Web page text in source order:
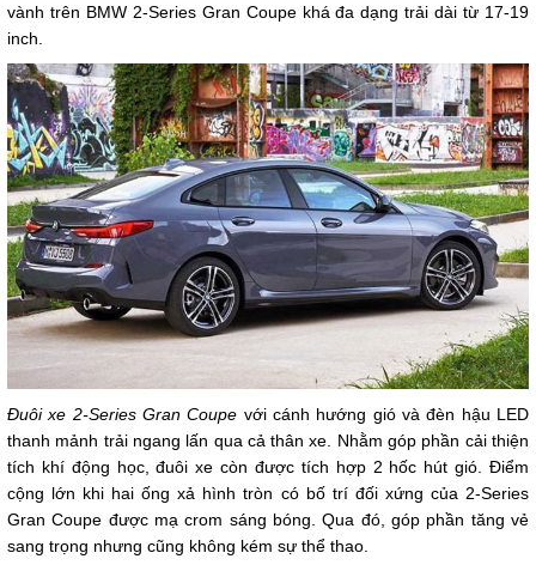
vành trên BMW 2-Series Gran Coupe khá đa dạng trải dài từ 17-19
inch.
Đuôi xe 2-Series Gran Coupe với cánh hướng gió và đèn hậu LED
thanh mảnh trải ngang lấn qua cả thân xe. Nhằm góp phần cải thiện
tích khí động học, đuôi xe còn được tích hợp 2 hốc hút gió. Điểm
cộng lớn khi hai ống xả hình tròn có bố trí đối xứng của 2-Series
Gran Coupe được mạ crom sáng bóng. Qua đó, góp phần tăng vẻ
sang trọng nhưng cũng không kém sự thể thao.